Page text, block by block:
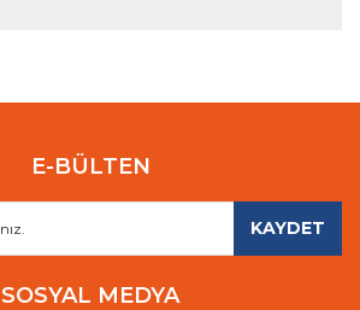
E-BÜLTEN
KAYDET
SOSYAL MEDYA